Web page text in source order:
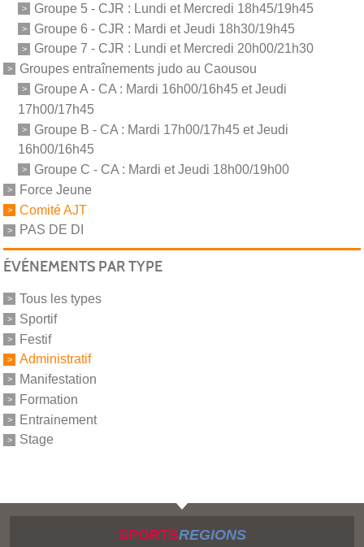
Groupe 5 - CJR : Lundi et Mercredi 18h45/19h45
Groupe 6 - CJR : Mardi et Jeudi 18h30/19h45
Groupe 7 - CJR : Lundi et Mercredi 20h00/21h30
Groupes entraînements judo au Caousou
Groupe A - CA : Mardi 16h00/16h45 et Jeudi
17h00/17h45
Groupe B - CA : Mardi 17h00/17h45 et Jeudi
16h00/16h45
Groupe C - CA : Mardi et Jeudi 18h00/19h00
Force Jeune
Comité AJT
PAS DE DI
ÉVÉNEMENTS PAR TYPE
Tous les types
Sportif
Festif
Administratif
Manifestation
Formation
Entrainement
Stage
SPORTSREGIONS